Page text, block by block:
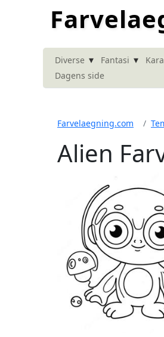
Diverse ▾ Fantasi ▾
Dagens side
Farvelaegning.com
Alien